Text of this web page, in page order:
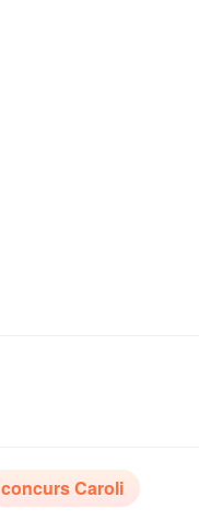
concurs Caroli